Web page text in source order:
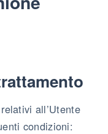
all’Utente
condizioni: